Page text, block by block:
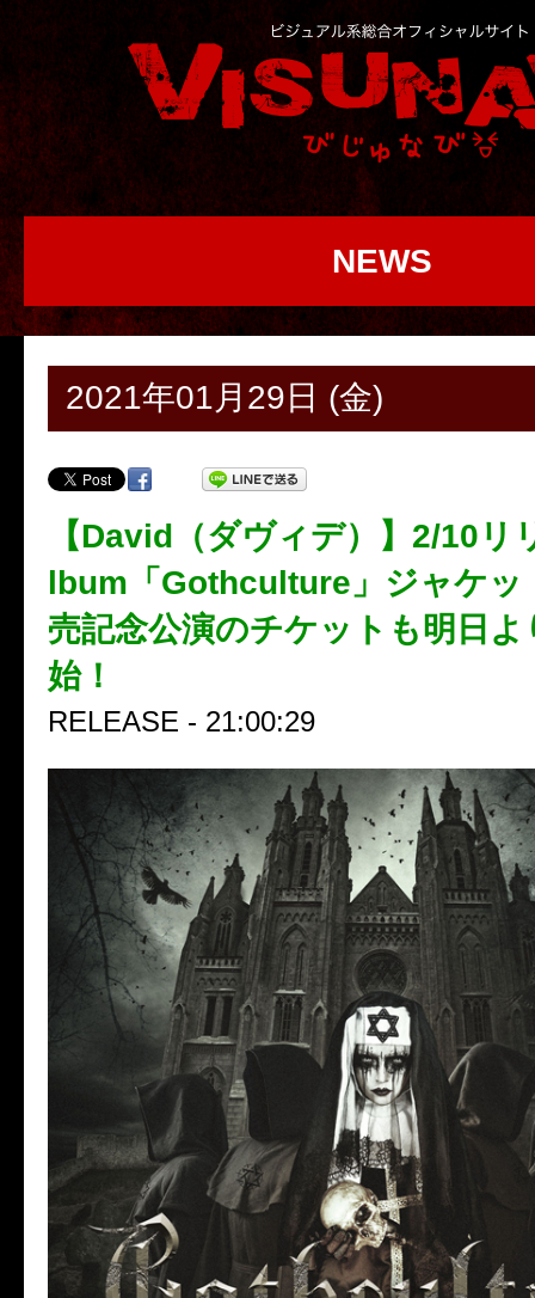
NEWS
2021年01月29日 (金)
【David（ダヴィデ）】2/10リ
lbum「Gothculture」ジャケッ
売記念公演のチケットも明日よ
始！
RELEASE - 21:00:29